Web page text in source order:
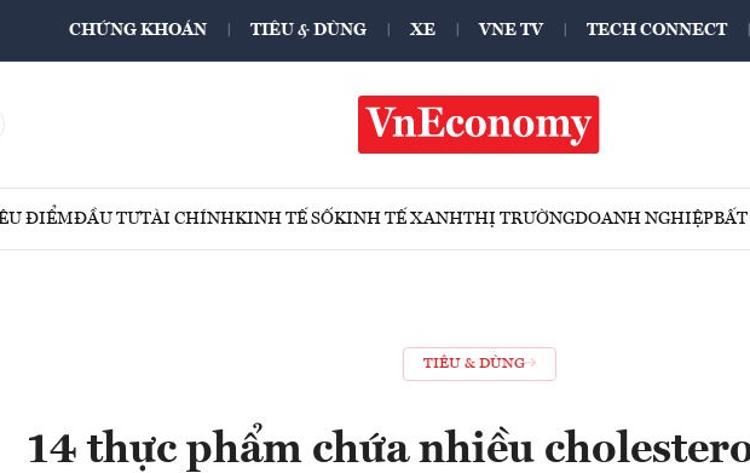
CHỨNG KHOÁN TIÊU & DÙNG XE VNE TV TECH CONNECT
ĐIỂMĐẦU TƯTÀI CHÍNHKINH TẾ SỐKINH TẾ XANHTHỊ TRƯỜNGDOANH NGHIỆPBẤT
TIÊU & DÙNG
14 thực phẩm chứa nhiều